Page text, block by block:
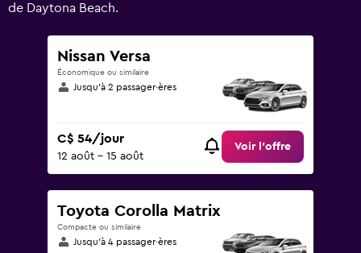
de Daytona Beach.
Nissan Versa
Économique ou similaire
Jusqu’à 2 passager·ères
C$ 54/jour
12 août - 15 août
Voir l’offre
Toyota Corolla Matrix
Compacte ou similaire
Jusqu’à 4 passager·ères